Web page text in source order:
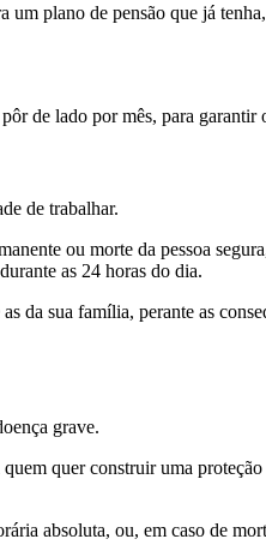
plano de pensão que já
de lado por mês, para garantir
de trabalhar.
ou morte da pessoa
as 24 horas do dia.
da sua família, perante as
grave.
quer construir uma
absoluta, ou, em caso de